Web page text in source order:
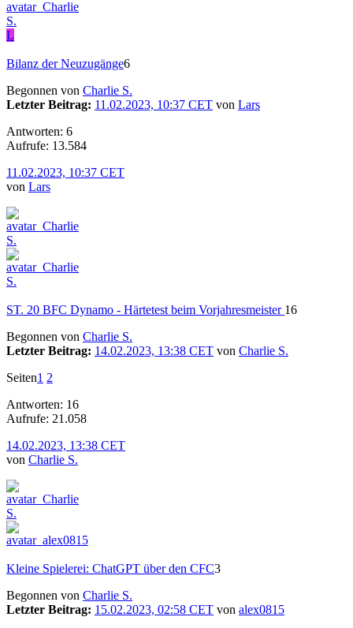
L
Bilanz der Neuzugänge6
Begonnen von Charlie S.
Letzter Beitrag: 11.02.2023, 10:37 CET von Lars
Antworten: 6
Aufrufe: 13.584
11.02.2023, 10:37 CET
von Lars
ST. 20 BFC Dynamo - Härtetest beim Vorjahresmeister 16
Begonnen von Charlie S.
Letzter Beitrag: 14.02.2023, 13:38 CET von Charlie S.
Seiten1 2
Antworten: 16
Aufrufe: 21.058
14.02.2023, 13:38 CET
von Charlie S.
Kleine Spielerei: ChatGPT über den CFC3
Begonnen von Charlie S.
Letzter Beitrag: 15.02.2023, 02:58 CET von alex0815